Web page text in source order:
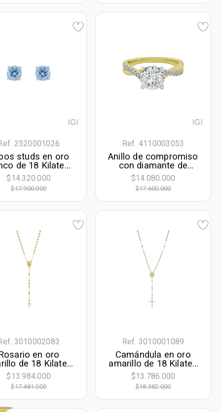
2520001026
studs en oro
de 18 Kilates,
2 diamante de
centrales
de 2.00 Ct
$14.320.000
$17.900.000
Ref. 4110003053
Anillo de compromiso
con diamante de
laboratorio central
redondo IGI de 2.00Ct
y decoración en
diamantes de
laboratorio, oro 2
$14.080.000
$17.600.000
3010002083
en oro
de 18 Kilates,
50 cm. de
0.50 mm. de
ancho
$13.984.000
$17.481.000
Ref. 3010001089
Camándula en oro
amarillo de 18 Kilates
con visos,
Camándula, con
zircones, 45 cm. de
largo, 1 mm. de ancho
$13.786.000
$18.382.000